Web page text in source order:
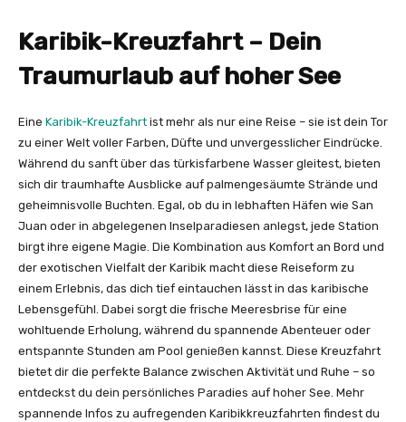
Karibik-Kreuzfahrt – Dein
Traumurlaub auf hoher See
Eine Karibik-Kreuzfahrt ist mehr als nur eine Reise – sie ist dein Tor
zu einer Welt voller Farben, Düfte und unvergesslicher Eindrücke.
Während du sanft über das türkisfarbene Wasser gleitest, bieten
sich dir traumhafte Ausblicke auf palmengesäumte Strände und
geheimnisvolle Buchten. Egal, ob du in lebhaften Häfen wie San
Juan oder in abgelegenen Inselparadiesen anlegst, jede Station
birgt ihre eigene Magie. Die Kombination aus Komfort an Bord und
der exotischen Vielfalt der Karibik macht diese Reiseform zu
einem Erlebnis, das dich tief eintauchen lässt in das karibische
Lebensgefühl. Dabei sorgt die frische Meeresbrise für eine
wohltuende Erholung, während du spannende Abenteuer oder
entspannte Stunden am Pool genießen kannst. Diese Kreuzfahrt
bietet dir die perfekte Balance zwischen Aktivität und Ruhe – so
entdeckst du dein persönliches Paradies auf hoher See. Mehr
spannende Infos zu aufregenden Karibikkreuzfahrten findest du